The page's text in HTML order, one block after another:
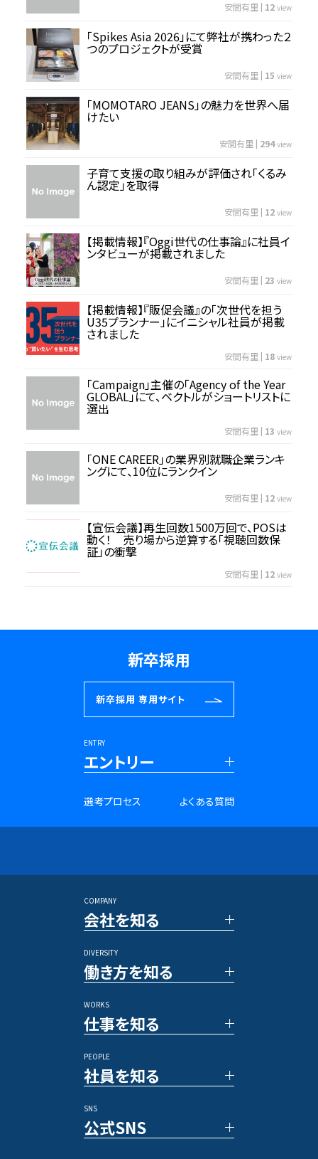
安間有里 | 12 view
「Spikes Asia 2026」にて弊社が携わった２
つのプロジェクトが受賞
安間有里 | 15 view
「MOMOTARO JEANS」の魅力を世界へ届
けたい
安間有里 | 294view
子育て支援の取り組みが評価され「くるみ
ん認定」を取得
安間有里 | 12 view
【掲載情報】『Oggi世代の仕事論』に社員イ
ンタビューが掲載されました
安間有里 | 23 view
【掲載情報】『販促会議』の「次世代を担う
U35プランナー」にイニシャル社員が掲載
されました
安間有里 | 18 view
「Campaign」主催の「Agency of the Year
GLOBAL」にて、ベクトルがショートリストに
選出
安間有里 | 13 view
「ONE CAREER」の業界別就職企業ランキ
ングにて、10位にランクイン
安間有里 | 12 view
【宣伝会議】再生回数1500万回で、POSは
動く！ 売り場から逆算する「視聴回数保
証」の衝撃
安間有里 | 12 view
新卒採用
新卒採用 専用サイト
ENTRY
エントリー
■新卒採用
28年卒 PRコンサルタント
長期インターンシップ
■キャリア採用
PRコンサルタント
アルムナイ採用
その他のポジション
選考プロセス よくある質問
COMPANY
会社を知る
TOP メッセージ
ベクトルの強み
新規事業／投資事業
アワード/ランキング
DIVERSITY
働き方を知る
社員の一日
各種制度
休暇／勤怠制度
WORKS
仕事を知る
事例紹介
業務内容
PEOPLE
社員を知る
文字で読む社員インタビュー
動画で知る先輩社員
SNS
公式SNS